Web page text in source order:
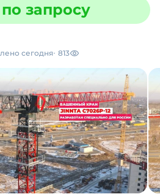
запросу
сегодня 813